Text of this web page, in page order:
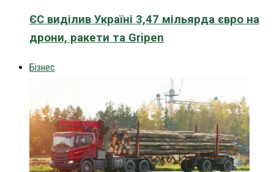
ЄС виділив Україні 3,47 мільярда євро на
дрони, ракети та Gripen
Бізнес